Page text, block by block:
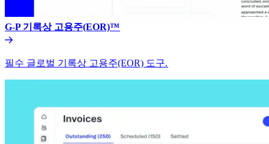
G-P 기록상 고용주(EOR)™​​
필수 글로벌 기록상 고용주(EOR) 도구.​​